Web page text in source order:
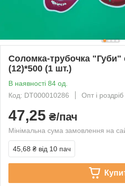
Соломка-трубочка
(12)*500 (1 шт.)
В наявності 84 од.
Код: DT000010286
Опт і роздріб
47,25 ₴/пач
Мінімальна сума замовлення на
45,68 ₴ від 10 пач